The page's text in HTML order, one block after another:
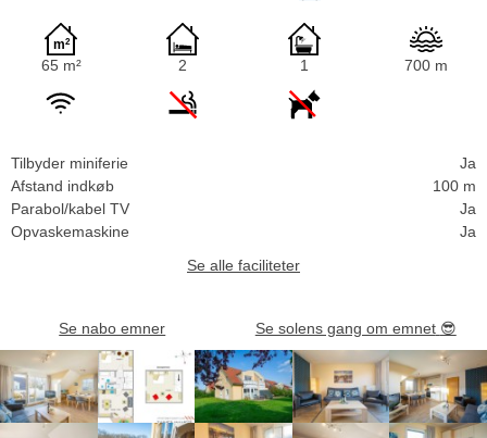
65 m² 2 1 700 m
Tilbyder miniferie
Ja
Afstand indkøb
100 m
Parabol/kabel TV
Ja
Opvaskemaskine
Ja
Se alle faciliteter
Se nabo emner Se solens gang om emnet 😎